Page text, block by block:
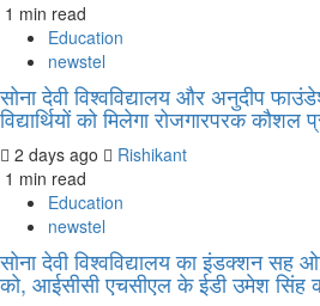
1 min read
Education
newstel
सोना देवी विश्वविद्यालय और अनुदीप
विद्यार्थियों को मिलेगा रोजगारपरक कौशल
2 days ago
Rishikant
1 min read
Education
newstel
सोना देवी विश्वविद्यालय का इंडक्शन सह
को, आईसीसी एचसीएल के ईडी उमेश सिंह